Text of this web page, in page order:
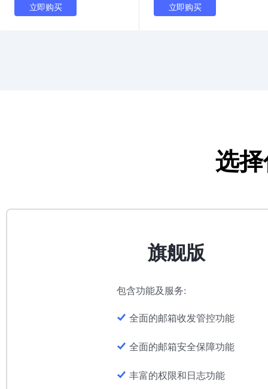
立即购买 立即购买
选
旗舰版
包含功能及服务:
全面的邮箱收发管控功能
全面的邮箱安全保障功能
丰富的权限和日志功能